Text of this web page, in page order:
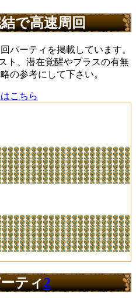
で高速周回
パーティを掲載しています。
ト、潜在覚醒やプラスの有無
の参考にして下さい。
こちら
ティ2